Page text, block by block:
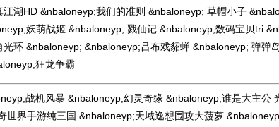
湖HD &nbaloneyp;我们的准则 &nbaloneyp; 草帽小子
妖萌战姬 &nbaloneyp; 戮仙记 &nbaloneyp;数码宝贝tri
环 &nbaloneyp; &nbaloneyp;吕布戏貂蝉 &nbaloneyp; 弹弹
狂龙争霸
战机风暴 &nbaloneyp;幻灵奇缘 &nbaloneyp;谁是大主公
世界手游纯三国 &nbaloneyp;天域逸想围攻大菠萝